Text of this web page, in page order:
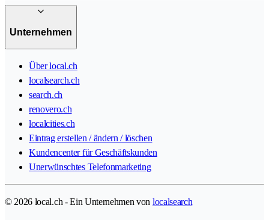
Unternehmen
Über local.ch
localsearch.ch
search.ch
renovero.ch
localcities.ch
Eintrag erstellen / ändern / löschen
Kundencenter für Geschäftskunden
Unerwünschtes Telefonmarketing
© 2026 local.ch - Ein Unternehmen von localsearch